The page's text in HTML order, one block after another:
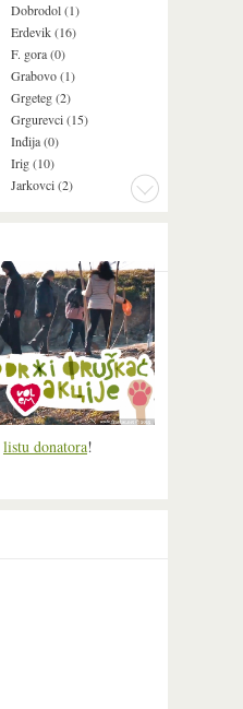
Dobrodol (1)
Erdevik (16)
F. gora (0)
Grabovo (1)
Grgeteg (2)
Grgurevci (15)
Inđija (0)
Irig (10)
Jarkovci (2)
listu donatora!